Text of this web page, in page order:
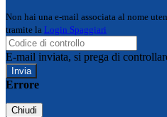
Non hai una e-mail associata al nome
tramite la Login Spaggiari
E-mail inviata, si prega di
Errore
Chiudi